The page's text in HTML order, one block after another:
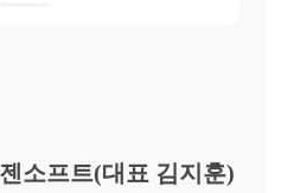
소프트(대표 김지훈)